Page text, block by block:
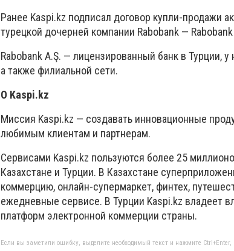
Ранее Kaspi.kz подписал договор купли-продажи
турецкой дочерней компании Rabobank — Rabobank
Rabobank A.Ş. — лицензированный банк в Турции,
а также филиальной сети.
О Kaspi.kz
Миссия Kaspi.kz — создавать инновационные
любимым клиентам и партнерам.
Сервисами Kaspi.kz пользуются более 25
Казахстане и Турции. В Казахстане
коммерцию, онлайн-супермаркет, финтех,
ежедневные сервисе. В Турции Kaspi.kz владеет
платформ электронной коммерции страны.
Если вы заметили ошибку, выделите необходимый текст и нажмите Ctrl+Enter,